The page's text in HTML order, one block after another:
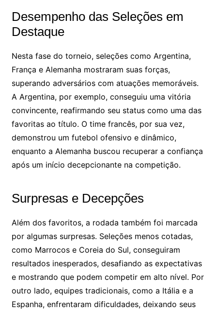
Desempenho das Seleções em
Destaque
Nesta fase do torneio, seleções como Argentina,
França e Alemanha mostraram suas forças,
superando adversários com atuações memoráveis.
A Argentina, por exemplo, conseguiu uma vitória
convincente, reafirmando seu status como uma das
favoritas ao título. O time francês, por sua vez,
demonstrou um futebol ofensivo e dinâmico,
enquanto a Alemanha buscou recuperar a confiança
após um início decepcionante na competição.
Surpresas e Decepções
Além dos favoritos, a rodada também foi marcada
por algumas surpresas. Seleções menos cotadas,
como Marrocos e Coreia do Sul, conseguiram
resultados inesperados, desafiando as expectativas
e mostrando que podem competir em alto nível. Por
outro lado, equipes tradicionais, como a Itália e a
Espanha, enfrentaram dificuldades, deixando seus